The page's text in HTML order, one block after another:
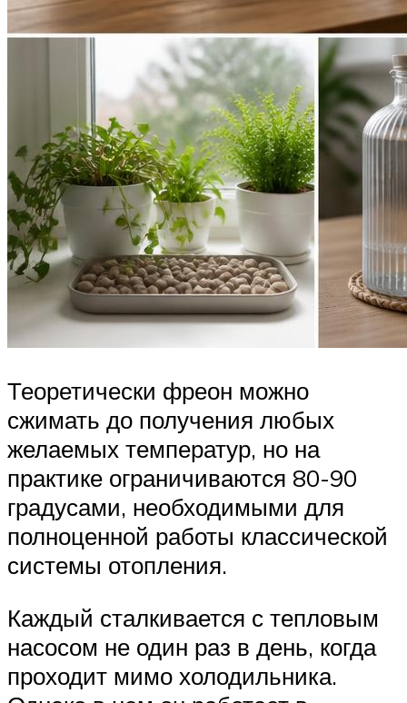
Теоретически фреон можно
сжимать до получения любых
желаемых температур, но на
практике ограничиваются 80-90
градусами, необходимыми для
полноценной работы классической
системы отопления.
Каждый сталкивается с тепловым
насосом не один раз в день, когда
проходит мимо холодильника.